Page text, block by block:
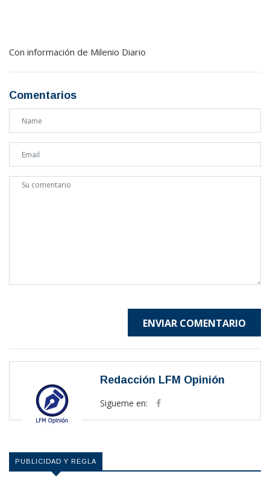
Con información de Milenio Diario
Comentarios
ENVIAR COMENTARIO
Redacción LFM Opinión
Sigueme en:
PUBLICIDAD Y REGLA